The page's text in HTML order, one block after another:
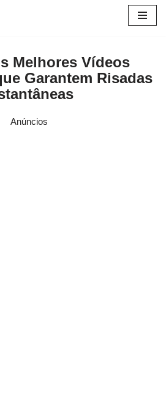
Melhores Vídeos
Garantem Risadas
Anúncios